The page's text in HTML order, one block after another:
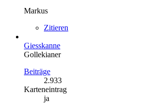
Markus
Zitieren
Giesskanne
Gollekianer
Beiträge
2.933
Karteneintrag
ja